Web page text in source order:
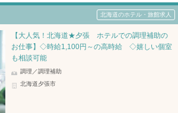
北海道のホテル・旅館求人
【大人気！北海道★夕張 ホテルでの調理補助の
お仕事】◇時給1,100円～の高時給 ◇嬉しい個室
も相談可能
調理／調理補助
北海道夕張市